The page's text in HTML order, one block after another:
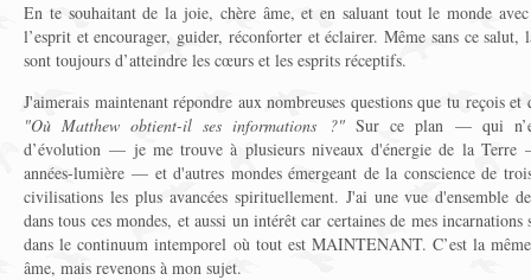
En te souhaitant de la joie, chère âme, et en saluant tout le monde
l’esprit et encourager, guider, réconforter et éclairer. Même sans ce salut,
sont toujours d’atteindre les cœurs et les esprits réceptifs.
J'aimerais maintenant répondre aux nombreuses questions que tu reçois
"Où Matthew obtient-il ses informations ?"Sur ce plan — qui
d’évolution — je me trouve à plusieurs niveaux d'énergie de la Terre
années-lumière — et d'autres mondes émergeant de la conscience de
civilisations les plus avancées spirituellement. J'ai une vue d'ensemble
dans tous ces mondes, et aussi un intérêt car certaines de mes
dans le continuum intemporel où tout est MAINTENANT. C’est la
âme, mais revenons à mon sujet.